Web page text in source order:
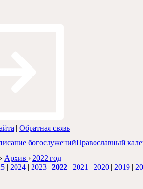
| Обратная связь
богослуженийПравославный
› Архив › 2022 год
| 2024 | 2023 | 2022 | 2021 | 2020 | 2019 |